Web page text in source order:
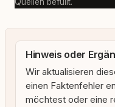
Quellen befüllt.
Hinweis oder
Wir aktualisieren
einen Faktenfehler
möchtest oder eine